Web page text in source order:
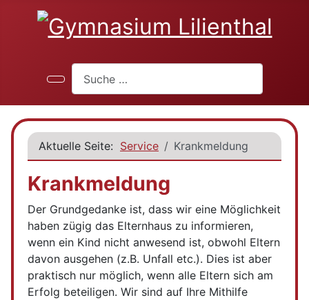
Aktuelle Seite: Service Krankmeldung
Krankmeldung
Der Grundgedanke ist, dass wir eine Möglichkeit
haben zügig das Elternhaus zu informieren,
wenn ein Kind nicht anwesend ist, obwohl Eltern
davon ausgehen (z.B. Unfall etc.). Dies ist aber
praktisch nur möglich, wenn alle Eltern sich am
Erfolg beteiligen. Wir sind auf Ihre Mithilfe